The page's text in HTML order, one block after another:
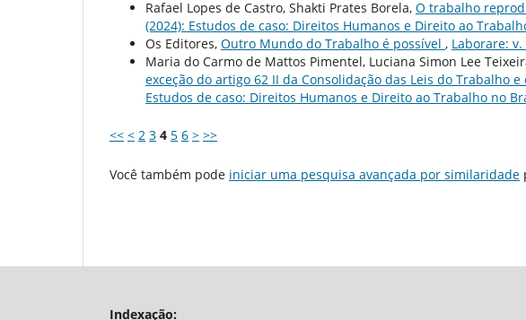
Rafael Lopes de Castro, Shakti Prates Borela, O trabalho
(2024): Estudos de caso: Direitos Humanos e Direito ao
Os Editores, Outro Mundo do Trabalho é possí­vel , Laborare: v.
Maria do Carmo de Mattos Pimentel, Luciana Simon Lee
exceção do artigo 62 II da Consolidação das Leis do Trabalho
Estudos de caso: Direitos Humanos e Direito ao Trabalho no
<< < 2 3 4 5 6 > >>
Você também pode iniciar uma pesquisa avançada por similaridade
Indexação: